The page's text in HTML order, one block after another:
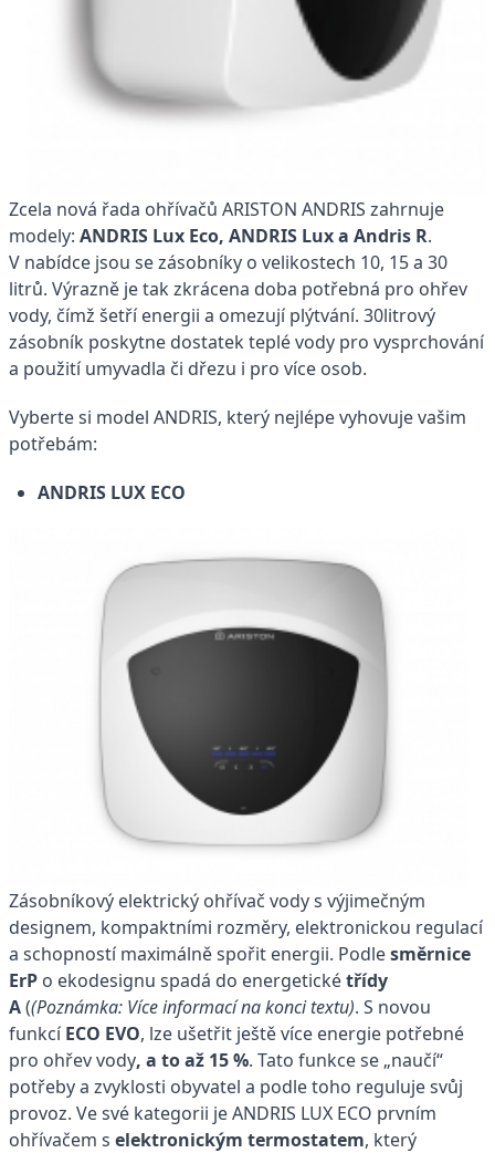
Zcela nová řada ohřívačů ARISTON ANDRIS zahrnuje
modely: ANDRIS Lux Eco, ANDRIS Lux a Andris R.
V nabídce jsou se zásobníky o velikostech 10, 15 a 30
litrů. Výrazně je tak zkrácena doba potřebná pro ohřev
vody, čímž šetří energii a omezují plýtvání. 30litrový
zásobník poskytne dostatek teplé vody pro vysprchování
a použití umyvadla či dřezu i pro více osob.
Vyberte si model ANDRIS, který nejlépe vyhovuje vašim
potřebám:
ANDRIS LUX ECO
Zásobníkový elektrický ohřívač vody s výjimečným
designem, kompaktními rozměry, elektronickou regulací
a schopností maximálně spořit energii. Podlesměrnice
ErP o ekodesignu spadá do energetickétřídy
A((Poznámka: Více informací na konci textu). S novou
funkcíECO EVO, lze ušetřit ještě více energie potřebné
pro ohřev vody, a to až 15 %. Tato funkce se „naučí“
potřeby a zvyklosti obyvatel a podle toho reguluje svůj
provoz. Ve své kategorii je ANDRIS LUX ECO prvním
ohřívačem s elektronickým termostatem, který